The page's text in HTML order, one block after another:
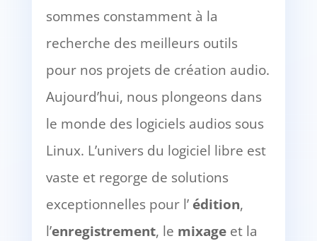
sommes constamment à la
recherche des meilleurs outils
pour nos projets de création audio.
Aujourd’hui, nous plongeons dans
le monde des logiciels audios sous
Linux. L’univers du logiciel libre est
vaste et regorge de solutions
exceptionnelles pour l’ édition,
l’enregistrement, le mixageet la